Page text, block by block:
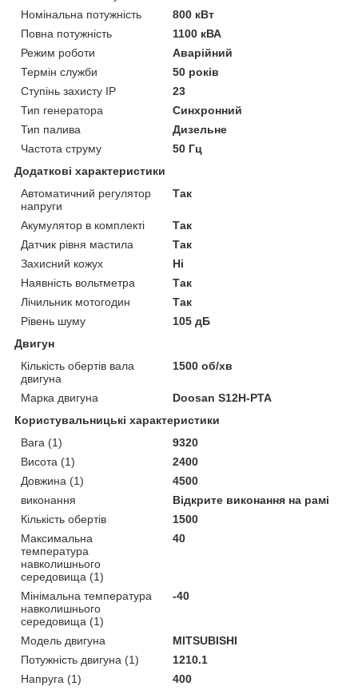
Номінальна потужність
800 кВт
Повна потужність
1100 кВА
Режим роботи
Аварійний
Термін служби
50 років
Ступінь захисту IP
23
Тип генератора
Синхронний
Тип палива
Дизельне
Частота струму
50 Гц
Додаткові характеристики
Автоматичний регулятор
напруги
Так
Акумулятор в комплекті
Так
Датчик рівня мастила
Так
Захисний кожух
Ні
Наявність вольтметра
Так
Лічильник мотогодин
Так
Рівень шуму
105 дБ
Двигун
Кількість обертів вала
двигуна
1500 об/хв
Марка двигуна
Doosan S12H-PTA
Користувальницькі характеристики
Вага (1)
9320
Висота (1)
2400
Довжина (1)
4500
виконання
Відкрите виконання на рамі
Кількість обертів
1500
Максимальна
температура
навколишнього
середовища (1)
40
Мінімальна температура
навколишнього
середовища (1)
-40
Модель двигуна
MITSUBISHI
Потужність двигуна (1)
1210.1
Напруга (1)
400